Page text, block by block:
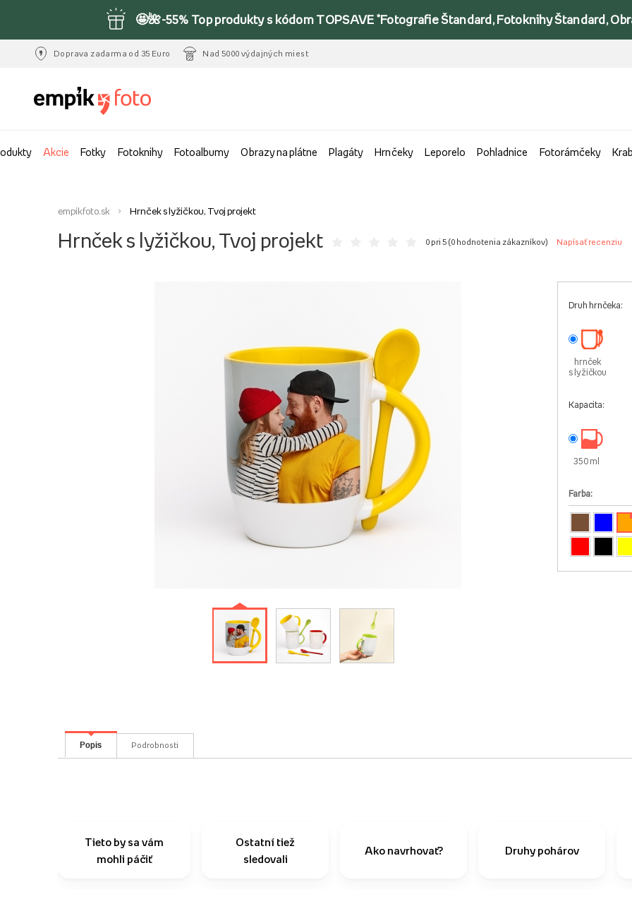
🤩🌺-55% Top produkty s kódom TOPSAVE *Fotografie Štandard, Fotoknihy Štandard,
Doprava zadarma od 35 Euro Nad 5000 výdajných miest
Akcie Fotky Fotoknihy Fotoalbumy Obrazy na plátne Plagáty Hrnčeky Leporelo Pohladnice Fotorámčeky
empikfoto.sk Hrnček s lyžičkou, Tvoj projekt
Hrnček s lyžičkou, Tvoj projekt 0 pri 5 (0 hodnotenia zákazníkov) Napísať recenziu
Druh hrnčeka:
hrnček
s lyžičkou
Kapacita:
350 ml
Farba:
Popis Podrobnosti
Tieto by sa vám
mohli páčiť
Ostatní tiež
sledovali
Ako navrhovať? Druhy pohárov